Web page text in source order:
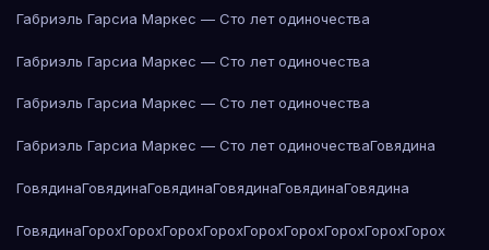
Габриэль Гарсиа Маркес — Сто лет одиночества
Габриэль Гарсиа Маркес — Сто лет одиночества
Габриэль Гарсиа Маркес — Сто лет одиночества
Габриэль Гарсиа Маркес — Сто лет одиночестваГовядина
ГовядинаГовядинаГовядинаГовядинаГовядинаГовядина
ГовядинаГорохГорохГорохГорохГорохГорохГорохГорохГорох